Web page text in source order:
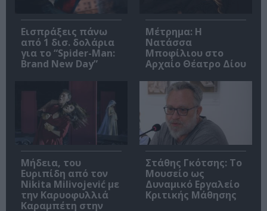
Εισπράξεις πάνω
από 1 δισ. δολάρια
για το “Spider-Man:
Brand New Day”
Μέτρημα: Η
Νατάσσα
Μποφίλιου στο
Αρχαίο Θέατρο Δίου
Μήδεια, του
Ευριπίδη από τον
Nikita Milivojević με
την Καρυοφυλλιά
Καραμπέτη στην
Στάθης Γκότσης: Το
Μουσείο ως
Δυναμικό Εργαλείο
Κριτικής Μάθησης